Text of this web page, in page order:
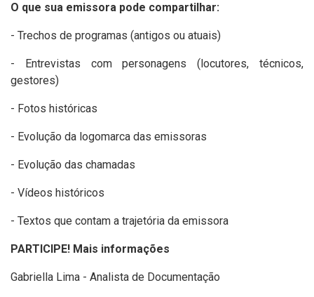
O que sua emissora pode compartilhar:
- Trechos de programas (antigos ou atuais)
- Entrevistas com personagens (locutores, técnicos,
gestores)
- Fotos históricas
- Evolução da logomarca das emissoras
- Evolução das chamadas
- Vídeos históricos
- Textos que contam a trajetória da emissora
PARTICIPE! Mais informações
Gabriella Lima - Analista de Documentação